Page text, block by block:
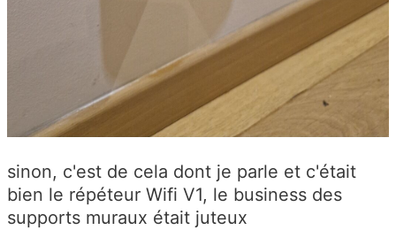
sinon, c'est de cela dont je parle et c'était
bien le répéteur Wifi V1, le business des
supports muraux était juteux